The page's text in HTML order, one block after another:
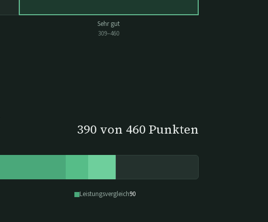
Sehr gut
309–460
390 von 460 Punkten
Leistungsvergleich90